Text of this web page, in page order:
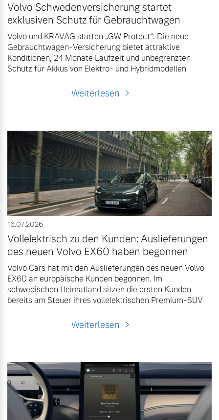
Volvo Schwedenversicherung startet
exklusiven Schutz für Gebrauchtwagen
Volvo und KRAVAG starten „GW Protect“: Die neue
Gebrauchtwagen-Versicherung bietet attraktive
Konditionen, 24 Monate Laufzeit und unbegrenzten
Schutz für Akkus von Elektro- und Hybridmodellen
Weiterlesen
16.07.2026
Vollelektrisch zu den Kunden: Auslieferungen
des neuen Volvo EX60 haben begonnen
Volvo Cars hat mit den Auslieferungen des neuen Volvo
EX60 an europäische Kunden begonnen. Im
schwedischen Heimatland sitzen die ersten Kunden
bereits am Steuer ihres vollelektrischen Premium-SUV
Weiterlesen